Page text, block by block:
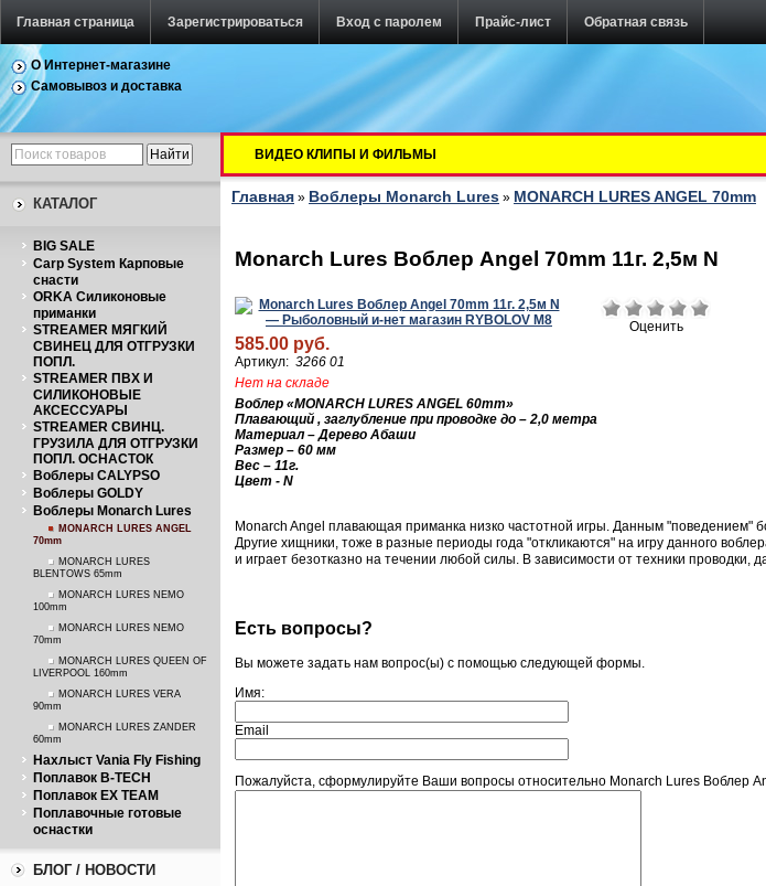
Главная страница Зарегистрироваться Вход с паролем Прайс-лист Обратная связь
О Интернет-магазине
Самовывоз и доставка
КАТАЛОГ
BIG SALE
Carp System Карповые
снасти
ORKA Силиконовые
приманки
STREAMER МЯГКИЙ
СВИНЕЦ ДЛЯ ОТГРУЗКИ
ПОПЛ.
STREAMER ПВХ И
СИЛИКОНОВЫЕ
АКСЕССУАРЫ
STREAMER СВИНЦ.
ГРУЗИЛА ДЛЯ ОТГРУЗКИ
ПОПЛ. ОСНАСТОК
Воблеры CALYPSO
Воблеры GOLDY
Воблеры Monarch Lures
MONARCH LURES ANGEL
70mm
MONARCH LURES
BLENTOWS 65mm
MONARCH LURES NEMO
100mm
MONARCH LURES NEMO
70mm
MONARCH LURES QUEEN OF
LIVERPOOL 160mm
MONARCH LURES VERA
90mm
MONARCH LURES ZANDER
60mm
Нахлыст Vania Fly Fishing
Поплавок B-TECH
Поплавок EX TEAM
Поплавочные готовые
оснастки
БЛОГ / НОВОСТИ
ВИДЕО КЛИПЫ И ФИЛЬМЫ
Главная » Воблеры Monarch Lures » MONARCH LURES ANGEL 70mm
Monarch Lures Воблер Angel 70mm 11г. 2,5м N
Оценить
585.00 руб.
Артикул: 3266 01
Нет на складе
Воблер «MONARCH LURES ANGEL 60mm»
Плавающий , заглубление при проводке до – 2,0 метра
Материал – Дерево Абаши
Размер – 60 мм
Вес – 11г.
Цвет - N
Monarch Angel плавающая приманка низко частотной игры. Данным "поведением"
Другие хищники, тоже в разные периоды года "откликаются" на игру данного
и играет безотказно на течении любой силы. В зависимости от техники проводки,
Есть вопросы?
Вы можете задать нам вопрос(ы) с помощью следующей формы.
Имя:
Email
Пожалуйста, сформулируйте Ваши вопросы относительно Monarch Lures Воблер